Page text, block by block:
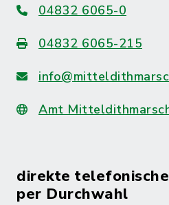
04832 6065-0
04832 6065-215
Amt
direkte
per Durchwahl